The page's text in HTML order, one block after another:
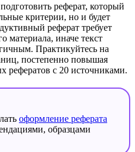
реферат, который
критерии, но и будет
реферат требует
материала, иначе текст
Практикуйтесь на
постепенно повышая
рефератов с 20 источниками.
оформление реферата
образцами